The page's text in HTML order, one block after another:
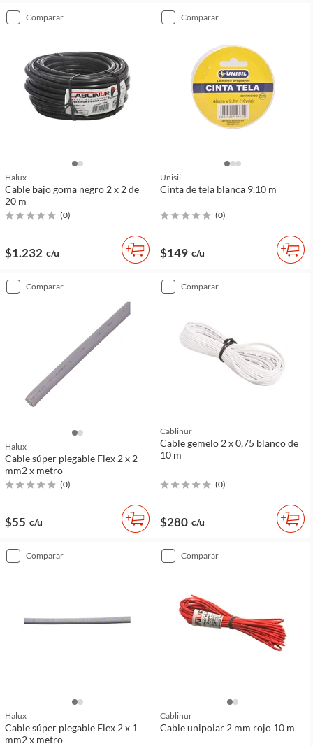
comparar
Halux
Cable bajo goma negro 2 x 2 de
20 m
(0)
$1.232 c/u
comparar
Unisil
Cinta de tela blanca 9.10 m
(0)
$149 c/u
comparar
Halux
Cable súper plegable Flex 2 x 2
mm2 x metro
(0)
$55 c/u
comparar
Cablinur
Cable gemelo 2 x 0,75 blanco de
10 m
(0)
$280 c/u
comparar
Halux
Cable súper plegable Flex 2 x 1
mm2 x metro
comparar
Cablinur
Cable unipolar 2 mm rojo 10 m